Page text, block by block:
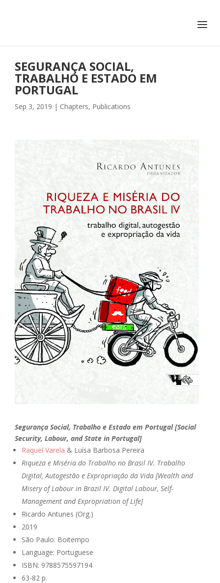
SEGURANÇA SOCIAL,
TRABALHO E ESTADO EM
PORTUGAL
Sep 3, 2019 | Chapters, Publications
Segurança Social, Trabalho e Estado em Portugal [Social
Security, Labour, and State in Portugal]
Raquel Varela & Luísa Barbosa Pereira
Riqueza e Miséria do Trabalho no Brasil IV. Trabalho
Digital, Autogestão e Expropriação da Vida [Wealth and
Misery of Labour in Brazil IV. Digital Labour, Self-
Management and Expropriation of Life]
Ricardo Antunes (Org.)
2019
São Paulo: Boitempo
Language: Portuguese
ISBN: 9788575597194
63-82 p.